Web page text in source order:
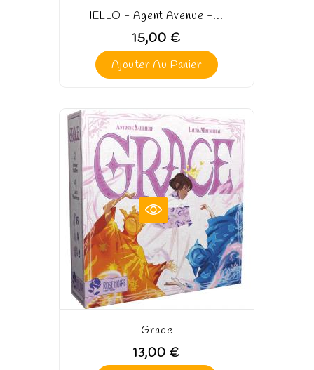
IELLO - Agent Avenue -...
15,00 €
Ajouter Au Panier
Grace
13,00 €